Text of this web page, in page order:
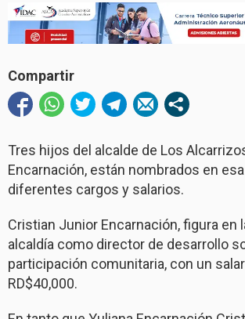
Compartir
Tres hijos del alcalde de Los
Encarnación, están nombrados en
diferentes cargos y salarios.
Cristian Junior Encarnación, figura en
alcaldía como director de desarrollo
participación comunitaria, con un
RD$40,000.